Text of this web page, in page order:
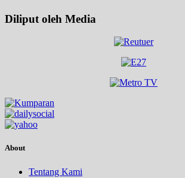
Diliput oleh Media
About
Tentang Kami